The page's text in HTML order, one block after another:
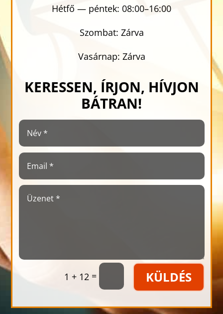
Hétfő — péntek: 08:00–16:00
Szombat: Zárva
Vasárnap: Zárva
KERESSEN, ÍRJON, HÍVJON
BÁTRAN!
1 + 12 = KÜLDÉS